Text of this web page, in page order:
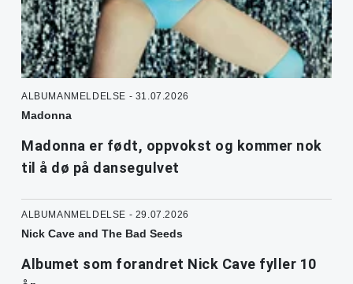
ALBUMANMELDELSE - 31.07.2026
Madonna
Madonna er født, oppvokst og kommer nok
til å dø på dansegulvet
ALBUMANMELDELSE - 29.07.2026
Nick Cave and The Bad Seeds
Albumet som forandret Nick Cave fyller 10